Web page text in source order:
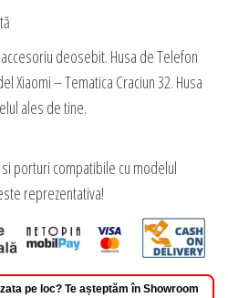
deosebit. Husa de Telefon
Xiaomi – Tematica Craciun 32. Husa
ales de tine.
porturi compatibile cu modelul
reprezentativa!
pe loc? Te așteptăm în Showroom